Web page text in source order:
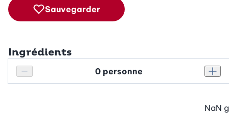
Sauvegarder
Ingrédients
Réduire le nombre de personnes
Personnes
NaN g